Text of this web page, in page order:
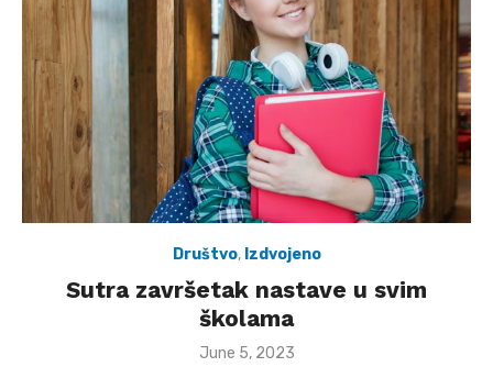
Društvo, Izdvojeno
Sutra završetak nastave u svim
školama
Posted
June 5, 2023